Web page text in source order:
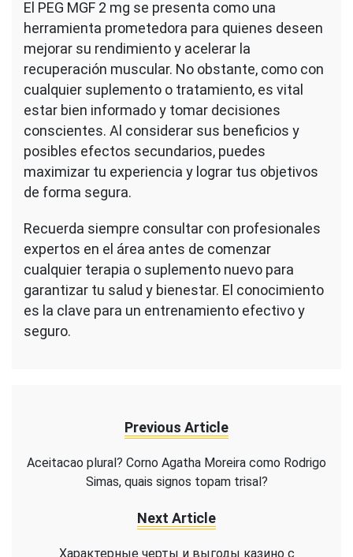
El PEG MGF 2 mg se presenta como una
herramienta prometedora para quienes deseen
mejorar su rendimiento y acelerar la
recuperación muscular. No obstante, como con
cualquier suplemento o tratamiento, es vital
estar bien informado y tomar decisiones
conscientes. Al considerar sus beneficios y
posibles efectos secundarios, puedes
maximizar tu experiencia y lograr tus objetivos
de forma segura.
Recuerda siempre consultar con profesionales
expertos en el área antes de comenzar
cualquier terapia o suplemento nuevo para
garantizar tu salud y bienestar. El conocimiento
es la clave para un entrenamiento efectivo y
seguro.
Previous Article
Aceitacao plural? Corno Agatha Moreira como Rodrigo
Simas, quais signos topam trisal?
Next Article
Характерные черты и выгоды казино с